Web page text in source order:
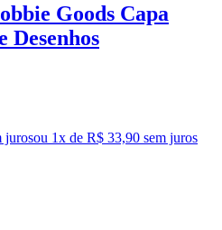
Goods Capa
Desenhos
jurosou 1x de R$ 33,90 sem juros